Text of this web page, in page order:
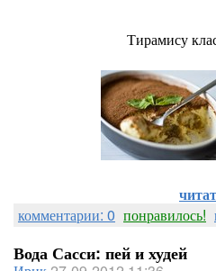
Тирамису
комментарии: 0 понравилось!
Вода Сасси: пей и худей